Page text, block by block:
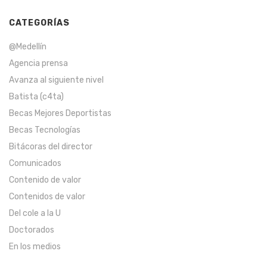
CATEGORÍAS
@Medellín
Agencia prensa
Avanza al siguiente nivel
Batista (c4ta)
Becas Mejores Deportistas
Becas Tecnologías
Bitácoras del director
Comunicados
Contenido de valor
Contenidos de valor
Del cole a la U
Doctorados
En los medios